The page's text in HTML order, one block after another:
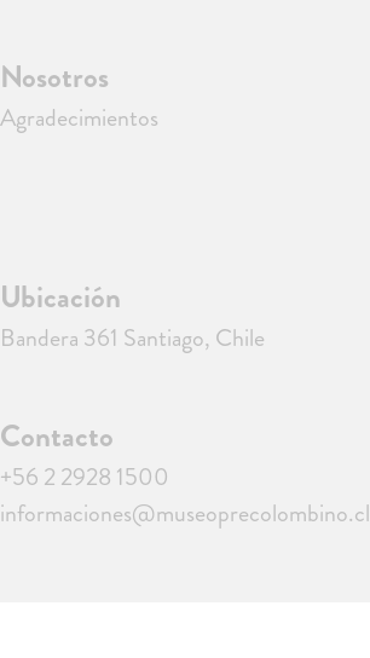
Nosotros
Agradecimientos
Ubicación
Bandera 361 Santiago, Chile
Contacto
+56 2 2928 1500
informaciones@museoprecolombino.cl